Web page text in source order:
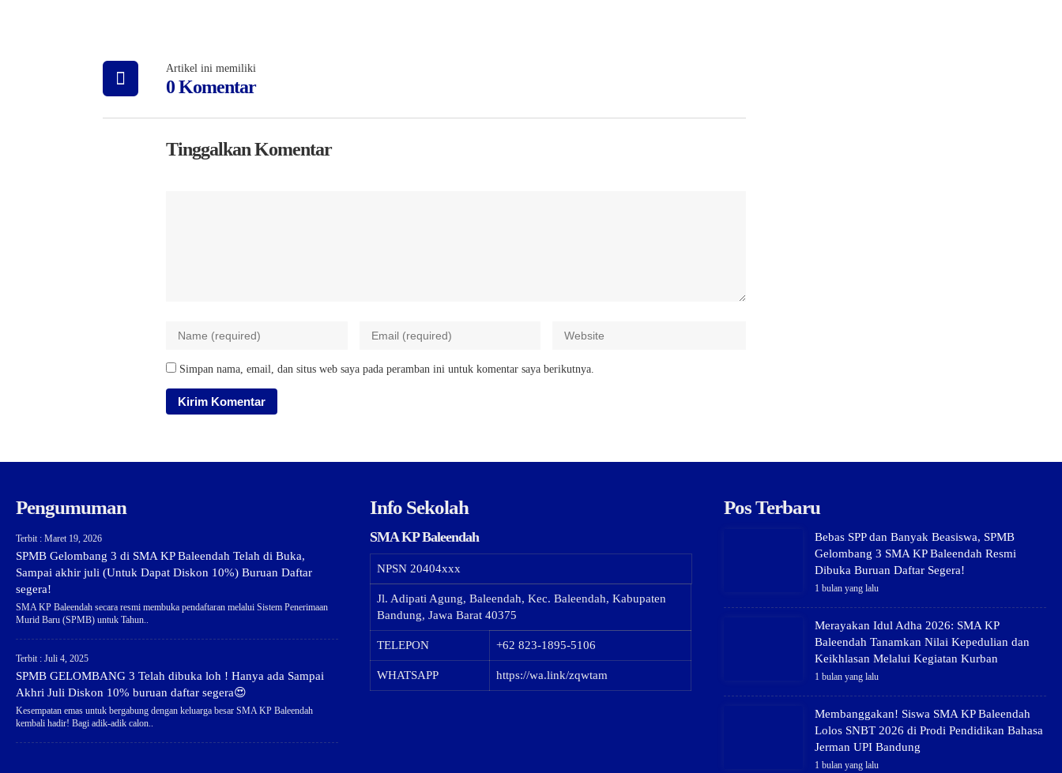
Artikel ini memiliki
0 Komentar
Tinggalkan Komentar
Simpan nama, email, dan situs web saya pada peramban ini untuk komentar saya berikutnya.
Pengumuman
Terbit : Maret 19, 2026
SPMB Gelombang 3 di SMA KP Baleendah Telah di Buka,
Sampai akhir juli (Untuk Dapat Diskon 10%) Buruan Daftar
segera!
SMA KP Baleendah secara resmi membuka pendaftaran melalui Sistem Penerimaan
Murid Baru (SPMB) untuk Tahun..
Terbit : Juli 4, 2025
SPMB GELOMBANG 3 Telah dibuka loh ! Hanya ada Sampai
Akhri Juli Diskon 10% buruan daftar segera😍
Kesempatan emas untuk bergabung dengan keluarga besar SMA KP Baleendah
kembali hadir! Bagi adik-adik calon..
Info Sekolah
SMA KP Baleendah
NPSN 20404xxx
Jl. Adipati Agung, Baleendah, Kec. Baleendah, Kabupaten
Bandung, Jawa Barat 40375
TELEPON +62 823-1895-5106
WHATSAPP https://wa.link/zqwtam
Pos Terbaru
Bebas SPP dan Banyak Beasiswa, SPMB
Gelombang 3 SMA KP Baleendah Resmi
Dibuka Buruan Daftar Segera!
1 bulan yang lalu
Merayakan Idul Adha 2026: SMA KP
Baleendah Tanamkan Nilai Kepedulian dan
Keikhlasan Melalui Kegiatan Kurban
1 bulan yang lalu
Membanggakan! Siswa SMA KP Baleendah
Lolos SNBT 2026 di Prodi Pendidikan Bahasa
Jerman UPI Bandung
1 bulan yang lalu